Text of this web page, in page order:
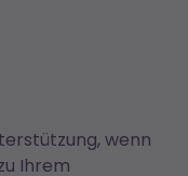
wenn
Ihrem